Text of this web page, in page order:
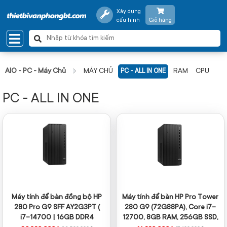
Xây dựng
cấu hình
Giỏ hàng
AIO - PC - Máy Chủ MÁY CHỦ PC - ALL IN ONE RAM CPU
PC - ALL IN ONE
Máy tính để bàn đồng bộ HP
280 Pro G9 SFF AY2G3PT (
i7-14700 | 16GB DDR4
Máy tính để bàn HP Pro Tower
280 G9 (72G88PA), Core i7-
12700, 8GB RAM, 256GB SSD,